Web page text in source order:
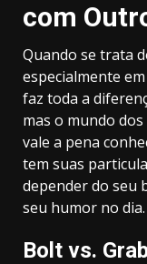
com
Quando se trata
especialmente
faz toda a
mas o mundo
vale a pena
tem suas
depender do seu
seu humor no dia.
Bolt vs.